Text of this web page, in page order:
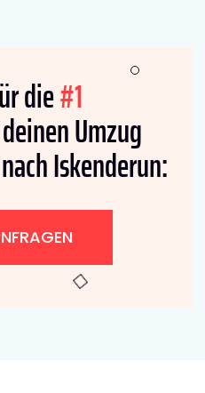
die#1
Umzug
Iskenderun: